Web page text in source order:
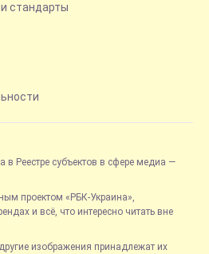
стандарты
в Реестре субъектов в сфере медиа —
проектом «РБК-Украина»,
и всё, что интересно читать вне
изображения принадлежат их